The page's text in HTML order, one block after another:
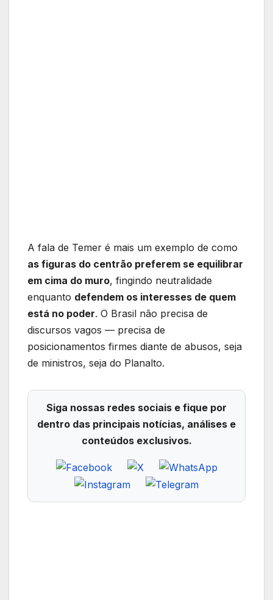
A fala de Temer é mais um exemplo de como
as figuras do centrão preferem se equilibrar
em cima do muro, fingindo neutralidade
enquanto defendem os interesses de quem
está no poder. O Brasil não precisa de
discursos vagos — precisa de
posicionamentos firmes diante de abusos, seja
de ministros, seja do Planalto.
Siga nossas redes sociais e fique por
dentro das principais notícias, análises e
conteúdos exclusivos.